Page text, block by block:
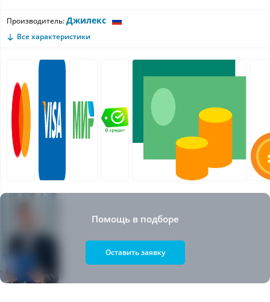
Производитель:Джилекс
Все характеристики
Помощь в подборе
Оставить заявку